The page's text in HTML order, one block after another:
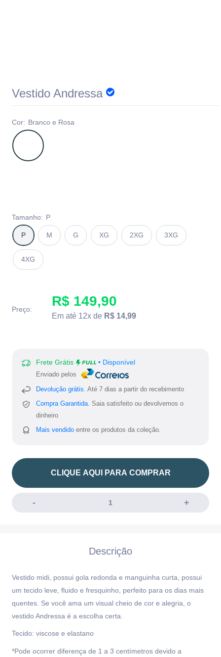
Vestido Andressa
Cor: Branco e Rosa
Tamanho: P
P M G XG 2XG 3XG
4XG
Preço:
R$ 149,90
Em até 12x de R$ 14,99
Frete Grátis • Disponível
Enviado pelos
Devolução grátis. Até 7 dias a partir do recebimento
Compra Garantida. Saia satisfeito ou devolvemos o
dinheiro
Mais vendido entre os produtos da coleção.
CLIQUE AQUI PARA COMPRAR
Descrição
Vestido midi, possui gola redonda e manguinha curta, possui
um tecido leve, fluido e fresquinho, perfeito para os dias mais
quentes. Se você ama um visual cheio de cor e alegria, o
vestido Andressa é a escolha certa.
Tecido: viscose e elastano
*Pode ocorrer diferença de 1 a 3 centímetros devido a